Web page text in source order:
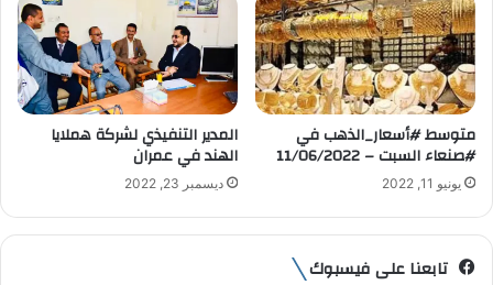
متوسط #أسعار_الذهب في
#صنعاء السبت – 11/06/2022
يونيو 11, 2022
المدير التنفيذي لشركة هملايا
الهند في عمران
ديسمبر 23, 2022
تابعنا على فيسبوك